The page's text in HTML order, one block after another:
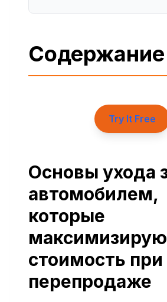
Содержание
Try It Free
Основы ухода
автомобилем,
которые
стоимость при
перепродаже